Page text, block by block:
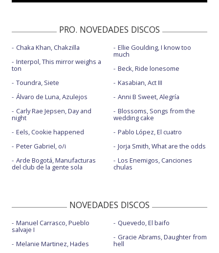
PRO. NOVEDADES DISCOS
Chaka Khan, Chakzilla
Interpol, This mirror weighs a
ton
Toundra, Siete
Álvaro de Luna, Azulejos
Carly Rae Jepsen, Day and
night
Eels, Cookie happened
Peter Gabriel, o/i
Arde Bogotá, Manufacturas
del club de la gente sola
Ellie Goulding, I know too
much
Beck, Ride lonesome
Kasabian, Act III
Anni B Sweet, Alegría
Blossoms, Songs from the
wedding cake
Pablo López, El cuatro
Jorja Smith, What are the odds
Los Enemigos, Canciones
chulas
NOVEDADES DISCOS
Manuel Carrasco, Pueblo
salvaje I
Melanie Martinez, Hades
Quevedo, El baifo
Gracie Abrams, Daughter from
hell